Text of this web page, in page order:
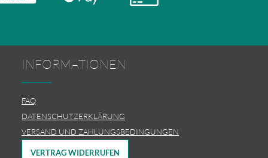
INFORMATIONEN
FAQ
DATENSCHUTZERKLÄRUNG
VERSAND UND ZAHLUNGSBEDINGUNGEN
VERTRAG WIDERRUFEN